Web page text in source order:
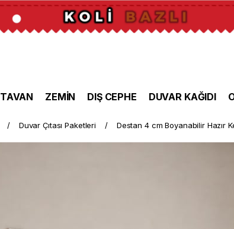
TAVAN ZEMİN DIŞ CEPHE DUVAR KAĞIDI
Duvar Çıtası Paketleri Destan 4 cm Boyanabilir Hazır